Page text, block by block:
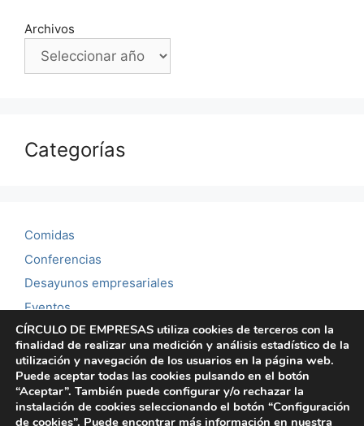
Archivos
Categorías
Comidas
Conferencias
Desayunos empresariales
Eventos
Noticias
Reuniones mensuales
Showroom
CÍRCULO DE EMPRESAS utiliza cookies de terceros con la
finalidad de realizar una medición y análisis estadístico de la
utilización y navegación de los usuarios en la página web.
Puede aceptar todas las cookies pulsando en el botón
“Aceptar”. También puede configurar y/o rechazar la
instalación de cookies seleccionando el botón “Configuración
de cookies”. Puede encontrar más información en nuestra